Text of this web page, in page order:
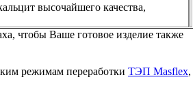
высочайшего качества,
чтобы Ваше готовое изделие также
режимам переработки ТЭП Masflex,